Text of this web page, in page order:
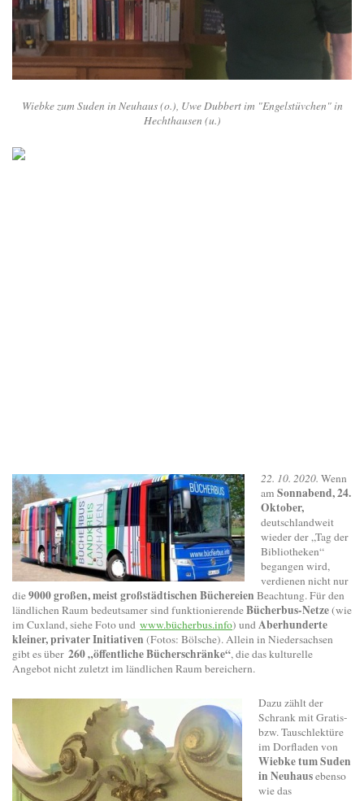
Wiebke zum Suden in Neuhaus (o.), Uwe Dubbert im "Engelstüvchen" in
Hechthausen (u.)
22. 10. 2020. Wenn
am Sonnabend, 24.
Oktober,
deutschlandweit
wieder der „Tag der
Bibliotheken“
begangen wird,
verdienen nicht nur
die9000 großen, meist großstädtischen Büchereien Beachtung. Für den
ländlichen Raum bedeutsamer sind funktionierendeBücherbus-Netze(wie
im Cuxland, siehe Foto und www.bücherbus.info) undAberhunderte
kleiner, privater Initiativen (Fotos: Bölsche). Allein in Niedersachsen
gibt es über 260 „öffentliche Bücherschränke“, die das kulturelle
Angebot nicht zuletzt im ländlichen Raum bereichern.
Dazu zählt der
Schrank mit Gratis-
bzw. Tauschlektüre
im Dorfladen von
Wiebke tum Suden
in Neuhausebenso
wie das